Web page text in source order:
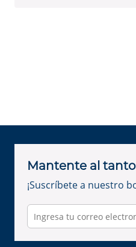
Mantente al
¡Suscríbete a nuestro